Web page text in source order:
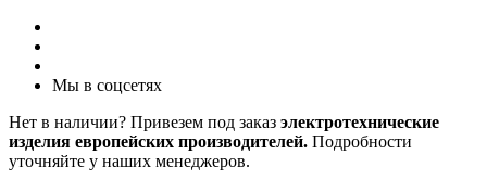
Мы в соцсетях
Нет в наличии? Привезем под заказ электротехнические
изделия европейских производителей. Подробности
уточняйте у наших менеджеров.